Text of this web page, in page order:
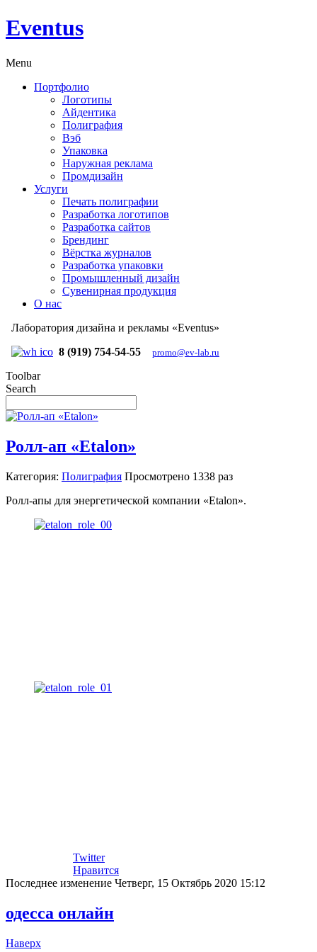
Eventus
Menu
Портфолио
Логотипы
Айдентика
Полиграфия
Вэб
Упаковка
Наружная реклама
Промдизайн
Услуги
Печать полиграфии
Разработка логотипов
Разработка сайтов
Брендинг
Вёрстка журналов
Разработка упаковки
Промышленный дизайн
Сувенирная продукция
О нас
Лаборатория дизайна и рекламы «Eventus»
8 (919) 754-54-55
promo@ev-lab.ru
Toolbar
Search
Ролл-ап «Etalon»
Категория: Полиграфия Просмотрено 1338 раз
Ролл-апы для энергетической компании «Etalon».
Twitter
Нравится
Последнее изменение Четверг, 15 Октябрь 2020 15:12
одесса онлайн
Наверх